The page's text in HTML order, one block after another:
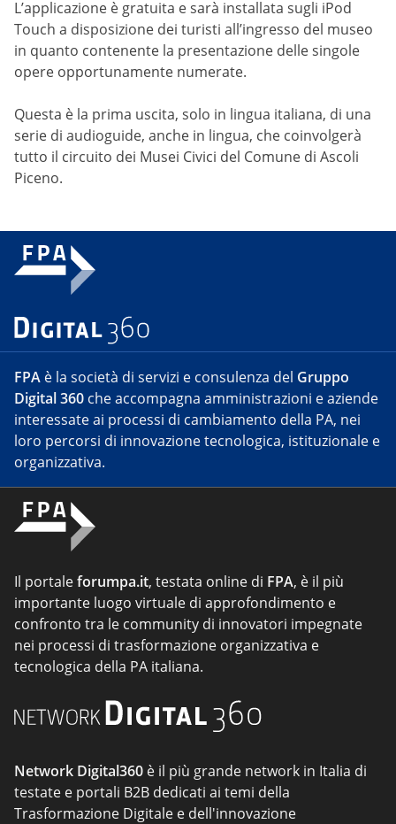
L’applicazione è gratuita e sarà installata sugli iPod
Touch a disposizione dei turisti all’ingresso del museo
in quanto contenente la presentazione delle singole
opere opportunamente numerate.
Questa è la prima uscita, solo in lingua italiana, di una
serie di audioguide, anche in lingua, che coinvolgerà
tutto il circuito dei Musei Civici del Comune di Ascoli
Piceno.
FPA è la società di servizi e consulenza del Gruppo
Digital 360 che accompagna amministrazioni e aziende
interessate ai processi di cambiamento della PA, nei
loro percorsi di innovazione tecnologica, istituzionale e
organizzativa.
Il portaleforumpa.it, testata online di FPA, è il più
importante luogo virtuale di approfondimento e
confronto tra le community di innovatori impegnate
nei processi di trasformazione organizzativa e
tecnologica della PA italiana.
Network Digital360 è il più grande network in Italia di
testate e portali B2B dedicati ai temi della
Trasformazione Digitale e dell'innovazione